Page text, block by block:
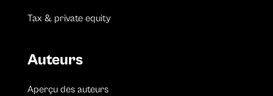
Tax & private equity
Auteurs
Aperçu des auteurs